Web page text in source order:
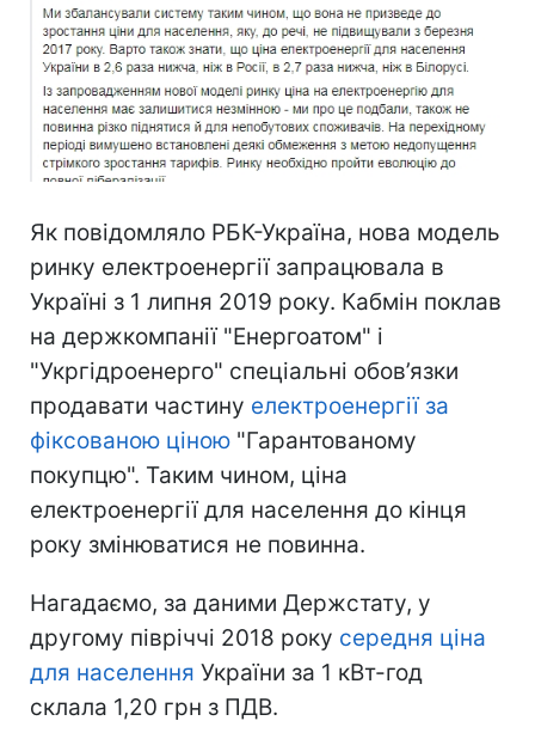
Як повідомляло РБК-Україна, нова модель
ринку електроенергії запрацювала в
Україні з 1 липня 2019 року. Кабмін поклав
на держкомпанії "Енергоатом" і
"Укргідроенерго" спеціальні обов’язки
продавати частину електроенергії за
фіксованою ціною "Гарантованому
покупцю". Таким чином, ціна
електроенергії для населення до кінця
року змінюватися не повинна.
Нагадаємо, за даними Держстату, у
другому півріччі 2018 року середня ціна
для населення України за 1 кВт-год
склала 1,20 грн з ПДВ.